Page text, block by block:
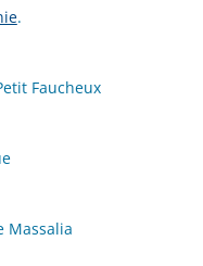
.
Faucheux
Massalia